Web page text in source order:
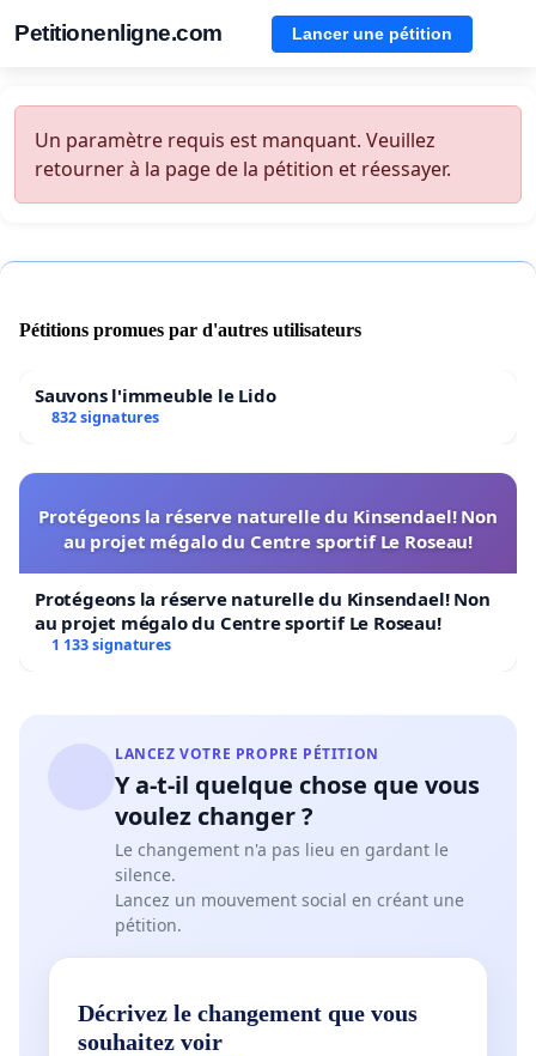
Petitionenligne.com Lancer une pétition
Un paramètre requis est manquant. Veuillez
retourner à la page de la pétition et réessayer.
Pétitions promues par d'autres utilisateurs
Sauvons l'immeuble le Lido
832 signatures
Protégeons la réserve naturelle du Kinsendael! Non
au projet mégalo du Centre sportif Le Roseau!
Protégeons la réserve naturelle du Kinsendael! Non
au projet mégalo du Centre sportif Le Roseau!
1 133 signatures
LANCEZ VOTRE PROPRE PÉTITION
Y a-t-il quelque chose que vous
voulez changer ?
Le changement n'a pas lieu en gardant le
silence.
Lancez un mouvement social en créant une
pétition.
Décrivez le changement que vous
souhaitez voir